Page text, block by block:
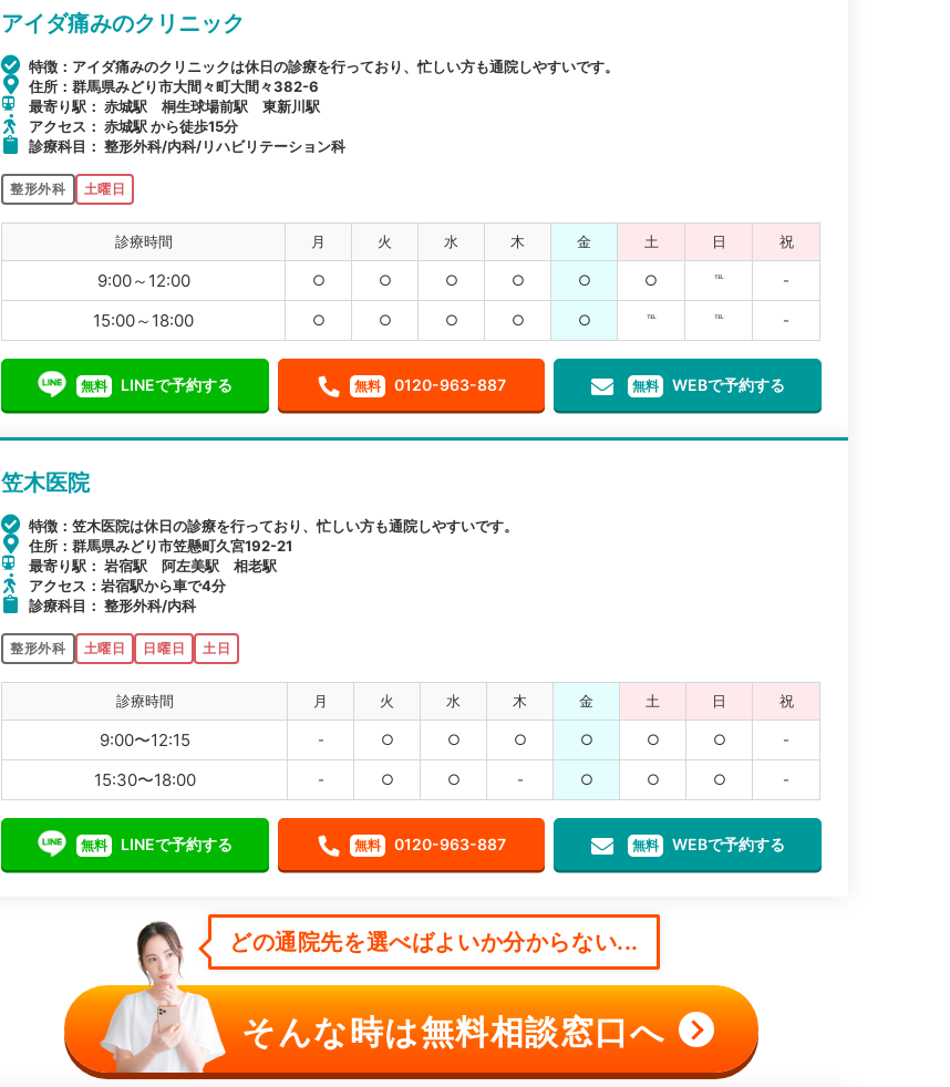
アイダ痛みのクリニック
特徴：アイダ痛みのクリニックは休日の診療を行っており、忙しい方も通院しやすいです。
住所：群馬県みどり市大間々町大間々382-6
最寄り駅： 赤城駅 桐生球場前駅 東新川駅
アクセス： 赤城駅 から徒歩15分
診療科目： 整形外科/内科/リハビリテーション科
整形外科 土曜日
診療時間 月 火 水 木 金 土 日 祝
9:00～12:00 ○ ○ ○ ○ ○ ○ ℡ -
15:00～18:00 ○ ○ ○ ○ ○ ℡ ℡ -
無料 LINEで予約する 無料 0120-963-887 無料 WEBで予約する
笠木医院
特徴：笠木医院は休日の診療を行っており、忙しい方も通院しやすいです。
住所：群馬県みどり市笠懸町久宮192-21
最寄り駅： 岩宿駅 阿左美駅 相老駅
アクセス：岩宿駅から車で4分
診療科目： 整形外科/内科
整形外科 土曜日 日曜日 土日
診療時間 月 火 水 木 金 土 日 祝
9:00〜12:15 - ○ ○ ○ ○ ○ ○ -
15:30〜18:00 - ○ ○ - ○ ○ ○ -
無料 LINEで予約する 無料 0120-963-887 無料 WEBで予約する
どの通院先を選べばよいか分からない...
そんな時は無料相談窓口へ